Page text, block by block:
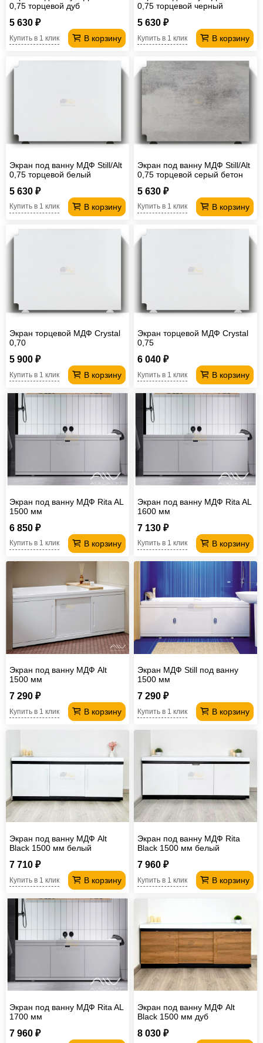
0,75 торцевой дуб
5 630 ₽
В корзину
Купить в 1 клик
0,75 торцевой черный
5 630 ₽
В корзину
Купить в 1 клик
Экран под ванну МДФ Still/Alt
0,75 торцевой белый
5 630 ₽
В корзину
Купить в 1 клик
Экран под ванну МДФ Still/Alt
0,75 торцевой серый бетон
5 630 ₽
В корзину
Купить в 1 клик
Экран торцевой МДФ Crystal
0,70
5 900 ₽
В корзину
Купить в 1 клик
Экран торцевой МДФ Crystal
0,75
6 040 ₽
В корзину
Купить в 1 клик
Экран под ванну МДФ Rita AL
1500 мм
6 850 ₽
В корзину
Купить в 1 клик
Экран под ванну МДФ Rita AL
1600 мм
7 130 ₽
В корзину
Купить в 1 клик
Экран под ванну МДФ Alt
1500 мм
7 290 ₽
В корзину
Купить в 1 клик
Экран МДФ Still под ванну
1500 мм
7 290 ₽
В корзину
Купить в 1 клик
Экран под ванну МДФ Alt
Black 1500 мм белый
7 710 ₽
В корзину
Купить в 1 клик
Экран под ванну МДФ Rita
Black 1500 мм белый
7 960 ₽
В корзину
Купить в 1 клик
Экран под ванну МДФ Rita AL
1700 мм
7 960 ₽
Экран под ванну МДФ Alt
Black 1500 мм дуб
8 030 ₽